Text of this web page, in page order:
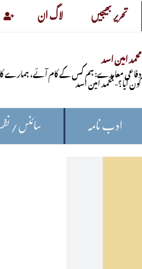
تحریر بھیجیں لاگ ان
محمد امین اسد
دفاعی معاہدے: ہم کس کے کام آئے، ہمارے
کون آیا؟- محمد امین اسد
ادب نامہ سائنس/